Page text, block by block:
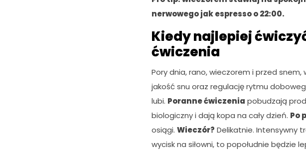
nerwowego jak espresso o 22:00.
Kiedy najlepiej
ćwiczenia
Pory dnia, rano, wieczorem i przed
jakość snu oraz regulację rytmu
lubi. Poranne ćwiczenia pobudzają
biologiczny i dają kopa na cały dzień. Po
osiągi. Wieczór? Delikatnie. Intensywny
wycisk na siłowni, to popołudnie będzie